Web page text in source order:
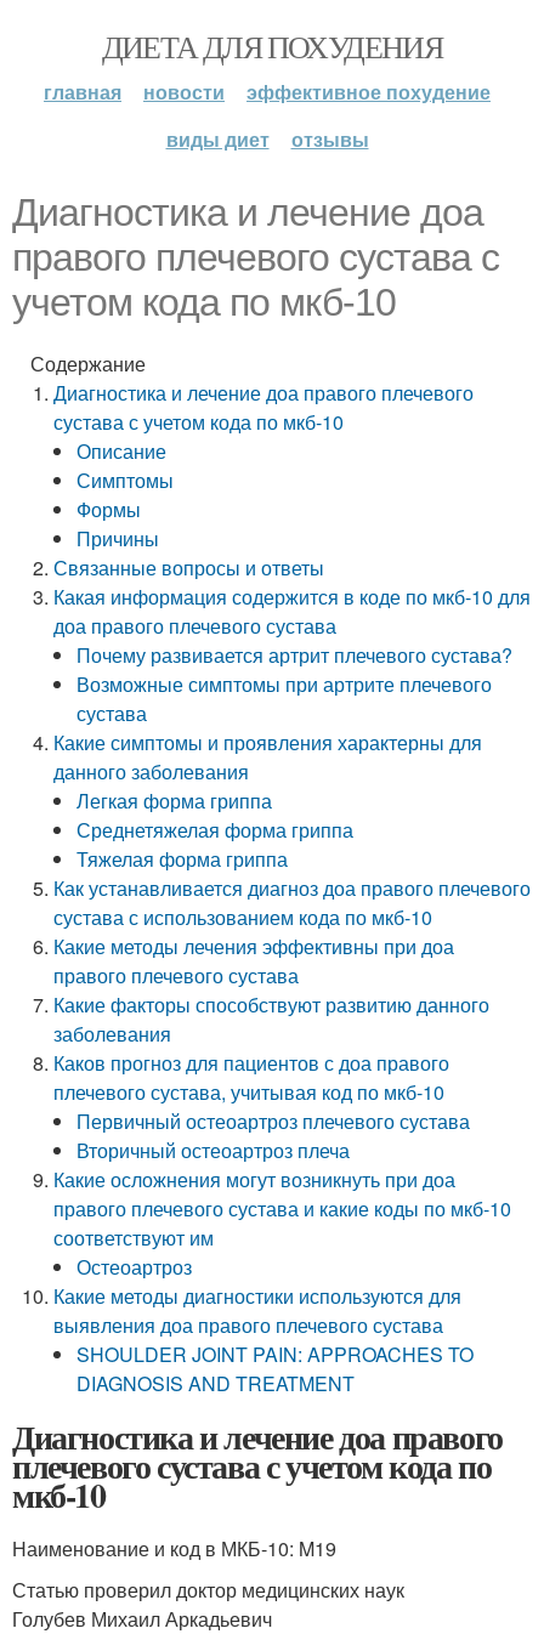
ДИЕТА ДЛЯ ПОХУДЕНИЯ
главная новости
эффективное похудение
виды диет
отзывы
Диагностика и лечение доа
правого плечевого сустава с
учетом кода по мкб-10
Содержание
Диагностика и лечение доа правого плечевого
сустава с учетом кода по мкб-10
Описание
Симптомы
Формы
Причины
Связанные вопросы и ответы
Какая информация содержится в коде по мкб-10 для
доа правого плечевого сустава
Почему развивается артрит плечевого сустава?
Возможные симптомы при артрите плечевого
сустава
Какие симптомы и проявления характерны для
данного заболевания
Легкая форма гриппа
Среднетяжелая форма гриппа
Тяжелая форма гриппа
Как устанавливается диагноз доа правого плечевого
сустава с использованием кода по мкб-10
Какие методы лечения эффективны при доа
правого плечевого сустава
Какие факторы способствуют развитию данного
заболевания
Каков прогноз для пациентов с доа правого
плечевого сустава, учитывая код по мкб-10
Первичный остеоартроз плечевого сустава
Вторичный остеоартроз плеча
Какие осложнения могут возникнуть при доа
правого плечевого сустава и какие коды по мкб-10
соответствуют им
Остеоартроз
Какие методы диагностики используются для
выявления доа правого плечевого сустава
SHOULDER JOINT PAIN: APPROACHES TO
DIAGNOSIS AND TREATMENT
Диагностика и лечение доа правого
плечевого сустава с учетом кода по
мкб-10
Наименование и код в МКБ-10: M19
Статью проверил доктор медицинских наук
Голубев Михаил Аркадьевич